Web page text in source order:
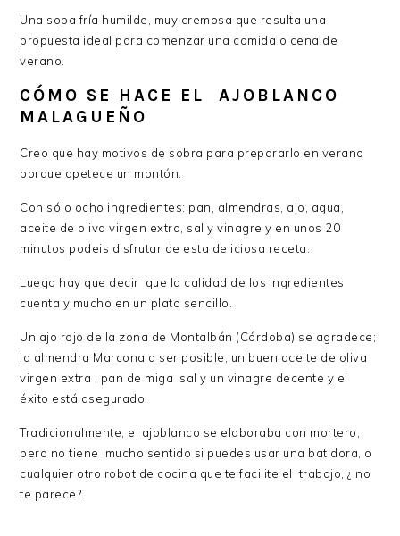
Una sopa fría humilde, muy cremosa que resulta una
propuesta ideal para comenzar una comida o cena de
verano.
CÓMO SE HACE EL AJOBLANCO
MALAGUEÑO
Creo que hay motivos de sobra para prepararlo en verano
porque apetece un montón.
Con sólo ocho ingredientes: pan, almendras, ajo, agua,
aceite de oliva virgen extra, sal y vinagre y en unos 20
minutos podeis disfrutar de esta deliciosa receta.
Luego hay que decir que la calidad de los ingredientes
cuenta y mucho en un plato sencillo.
Un ajo rojo de la zona de Montalbán (Córdoba) se agradece;
la almendra Marcona a ser posible, un buen aceite de oliva
virgen extra , pan de miga sal y un vinagre decente y el
éxito está asegurado.
Tradicionalmente, el ajoblanco se elaboraba con mortero,
pero no tiene mucho sentido si puedes usar una batidora, o
cualquier otro robot de cocina que te facilite el trabajo, ¿ no
te parece?.